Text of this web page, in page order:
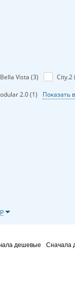
Bella Vista (3) City.2 (
2.0 (1) Показать
дешевые Сначала